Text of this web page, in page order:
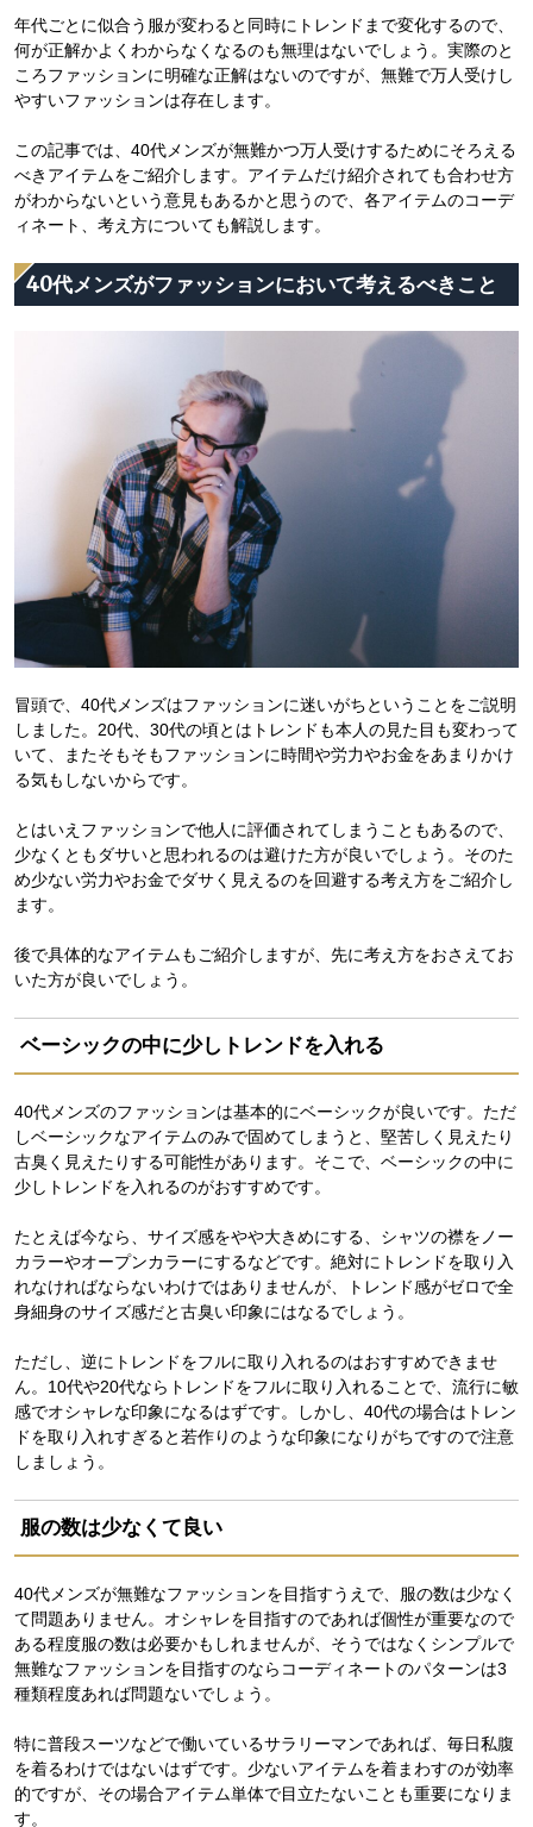
年代ごとに似合う服が変わると同時にトレンドまで変化するので、
何が正解かよくわからなくなるのも無理はないでしょう。実際のと
ころファッションに明確な正解はないのですが、無難で万人受けし
やすいファッションは存在します。
この記事では、40代メンズが無難かつ万人受けするためにそろえる
べきアイテムをご紹介します。アイテムだけ紹介されても合わせ方
がわからないという意見もあるかと思うので、各アイテムのコーデ
ィネート、考え方についても解説します。
40代メンズがファッションにおいて考えるべきこと
冒頭で、40代メンズはファッションに迷いがちということをご説明
しました。20代、30代の頃とはトレンドも本人の見た目も変わって
いて、またそもそもファッションに時間や労力やお金をあまりかけ
る気もしないからです。
とはいえファッションで他人に評価されてしまうこともあるので、
少なくともダサいと思われるのは避けた方が良いでしょう。そのた
め少ない労力やお金でダサく見えるのを回避する考え方をご紹介し
ます。
後で具体的なアイテムもご紹介しますが、先に考え方をおさえてお
いた方が良いでしょう。
ベーシックの中に少しトレンドを入れる
40代メンズのファッションは基本的にベーシックが良いです。ただ
しベーシックなアイテムのみで固めてしまうと、堅苦しく見えたり
古臭く見えたりする可能性があります。そこで、ベーシックの中に
少しトレンドを入れるのがおすすめです。
たとえば今なら、サイズ感をやや大きめにする、シャツの襟をノー
カラーやオープンカラーにするなどです。絶対にトレンドを取り入
れなければならないわけではありませんが、トレンド感がゼロで全
身細身のサイズ感だと古臭い印象にはなるでしょう。
ただし、逆にトレンドをフルに取り入れるのはおすすめできませ
ん。10代や20代ならトレンドをフルに取り入れることで、流行に敏
感でオシャレな印象になるはずです。しかし、40代の場合はトレン
ドを取り入れすぎると若作りのような印象になりがちですので注意
しましょう。
服の数は少なくて良い
40代メンズが無難なファッションを目指すうえで、服の数は少なく
て問題ありません。オシャレを目指すのであれば個性が重要なので
ある程度服の数は必要かもしれませんが、そうではなくシンプルで
無難なファッションを目指すのならコーディネートのパターンは3
種類程度あれば問題ないでしょう。
特に普段スーツなどで働いているサラリーマンであれば、毎日私腹
を着るわけではないはずです。少ないアイテムを着まわすのが効率
的ですが、その場合アイテム単体で目立たないことも重要になりま
す。